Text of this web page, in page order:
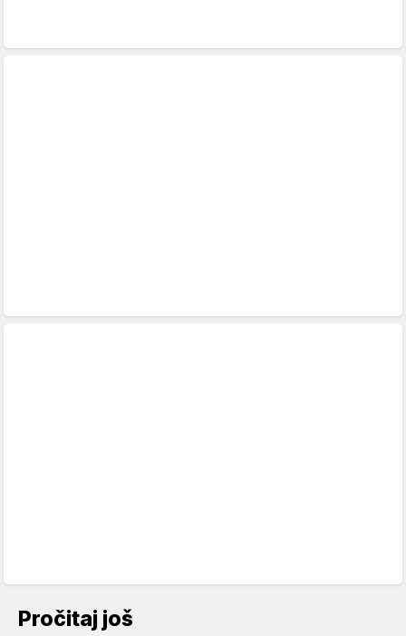
Pročitaj još